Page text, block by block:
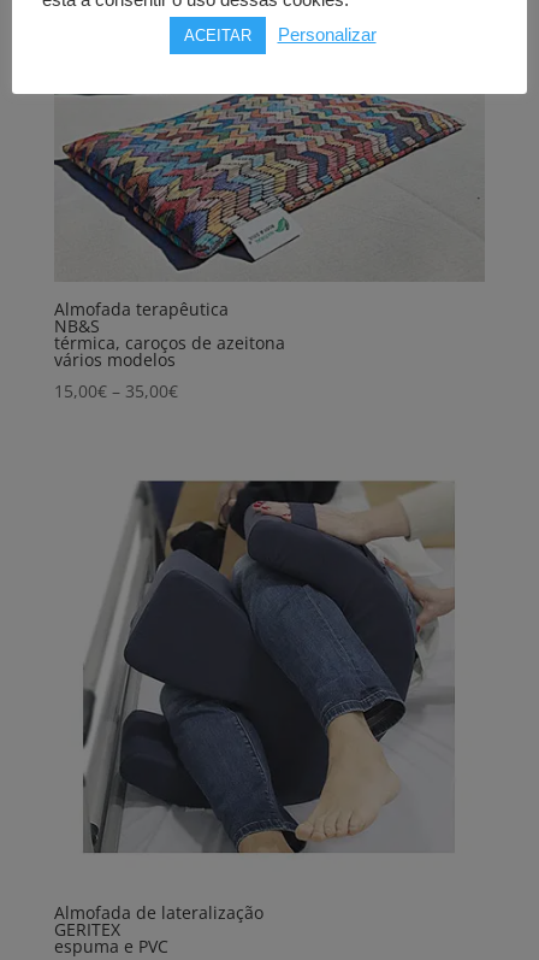
Almofada terapêutica
NB&S
térmica, caroços de azeitona
vários modelos
15,00€ – 35,00€Price
35,00€
Almofada de lateralização
GERITEX
espuma e PVC
ACEITAR Personalizar